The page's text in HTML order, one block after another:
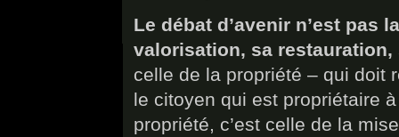
Le débat d’avenir n’est pas
valorisation, sa restauration,
celle de la propriété – qui doit
le citoyen qui est propriétaire
propriété, c’est celle de la